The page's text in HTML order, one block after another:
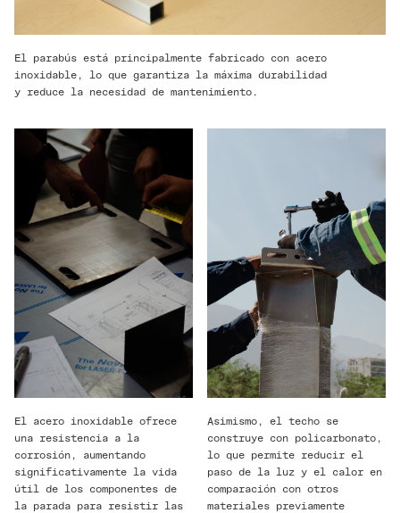
El parabús está principalmente fabricado con acero
inoxidable, lo que garantiza la máxima durabilidad
y reduce la necesidad de mantenimiento.
El acero inoxidable ofrece
una resistencia a la
corrosión, aumentando
significativamente la vida
útil de los componentes de
la parada para resistir las
Asimismo, el techo se
construye con policarbonato,
lo que permite reducir el
paso de la luz y el calor en
comparación con otros
materiales previamente